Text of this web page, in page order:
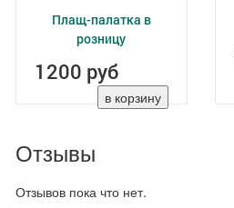
Плащ-палатка в
розницу
1200 руб
Отзывы
Отзывов пока что нет.